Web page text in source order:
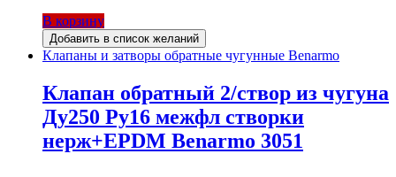
В корзину
Добавить в список желаний
Клапаны и затворы обратные чугунные Benarmo
Клапан обратный 2/створ из чугуна
Ду250 Ру16 межфл створки
нерж+EPDM Benarmo 3051